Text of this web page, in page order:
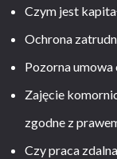
Czym jest
Ochrona
Pozorna
Zajęcie
zgodne z
Czy praca